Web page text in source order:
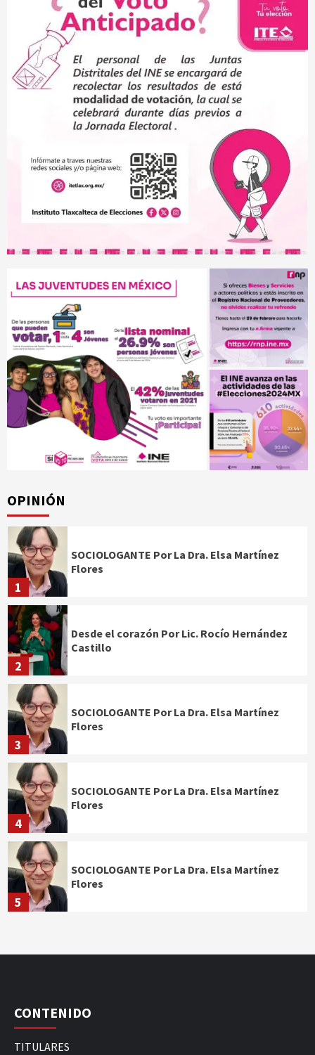
OPINIÓN
1
SOCIOLOGANTE Por La Dra. Elsa Martínez
Flores
2
Desde el corazón Por Lic. Rocío Hernández
Castillo
3
SOCIOLOGANTE Por La Dra. Elsa Martínez
Flores
4
SOCIOLOGANTE Por La Dra. Elsa Martínez
Flores
5
SOCIOLOGANTE Por La Dra. Elsa Martínez
Flores
CONTENIDO
TITULARES